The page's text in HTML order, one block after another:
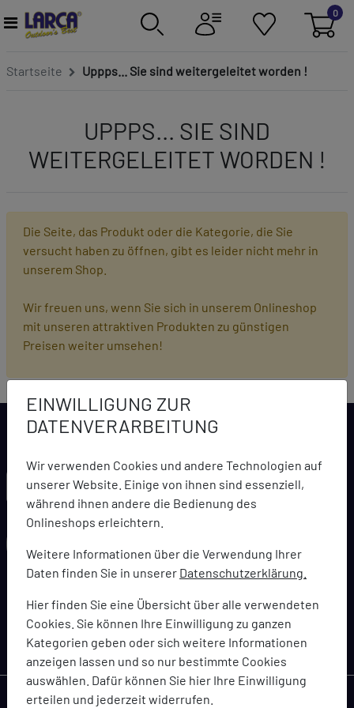
EINWILLIGUNG ZUR
DATENVERARBEITUNG
Wir verwenden Cookies und andere Technologien auf
unserer Website. Einige von ihnen sind essenziell,
während ihnen andere die Bedienung des
Onlineshops erleichtern.
Weitere Informationen über die Verwendung Ihrer
Daten finden Sie in unserer Datenschutzerklärung.
Hier finden Sie eine Übersicht über alle verwendeten
Cookies. Sie können Ihre Einwilligung zu ganzen
Kategorien geben oder sich weitere Informationen
anzeigen lassen und so nur bestimmte Cookies
auswählen. Dafür können Sie hier Ihre Einwilligung
erteilen und jederzeit widerrufen.
0
Startseite Uppps... Sie sind weitergeleitet worden !
UPPPS... SIE SIND
WEITERGELEITET WORDEN !
Die Seite, das Produkt oder die Kategorie, die Sie
versucht haben zu öffnen, gibt es leider nicht mehr in
unserem Shop.
Wir freuen uns, wenn Sie sich in unserem Onlineshop
mit unseren attraktiven Produkten zu günstigen
Preisen weiter umsehen!
LARCA NEWSLETTER
Bleiben Sie immer topaktuell informiert über Angebote,
Coupons und Gutscheinaktionen